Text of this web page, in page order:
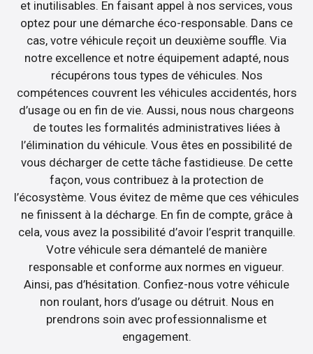
et inutilisables. En faisant appel à nos services, vous
optez pour une démarche éco-responsable. Dans ce
cas, votre véhicule reçoit un deuxième souffle. Via
notre excellence et notre équipement adapté, nous
récupérons tous types de véhicules. Nos
compétences couvrent les véhicules accidentés, hors
d’usage ou en fin de vie. Aussi, nous nous chargeons
de toutes les formalités administratives liées à
l’élimination du véhicule. Vous êtes en possibilité de
vous décharger de cette tâche fastidieuse. De cette
façon, vous contribuez à la protection de
l’écosystème. Vous évitez de même que ces véhicules
ne finissent à la décharge. En fin de compte, grâce à
cela, vous avez la possibilité d’avoir l’esprit tranquille.
Votre véhicule sera démantelé de manière
responsable et conforme aux normes en vigueur.
Ainsi, pas d’hésitation. Confiez-nous votre véhicule
non roulant, hors d’usage ou détruit. Nous en
prendrons soin avec professionnalisme et
engagement.